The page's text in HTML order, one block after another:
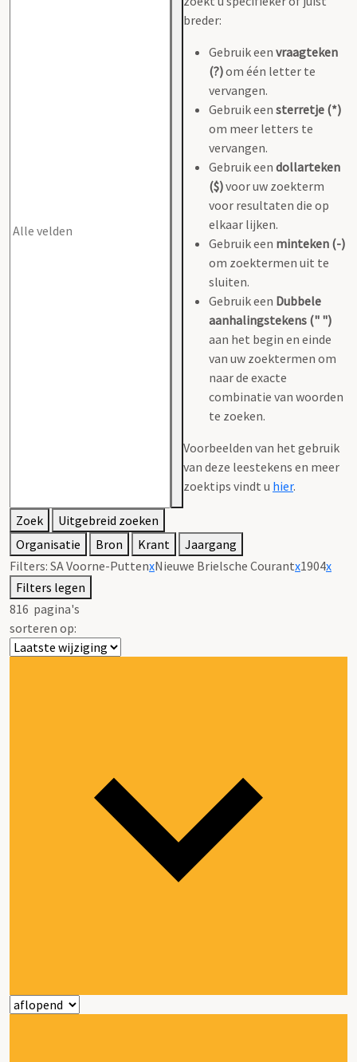
breder:
Gebruik een vraagteken
(?)om één letter te
vervangen.
Gebruik een sterretje (*)
om meer letters te
vervangen.
Gebruik een dollarteken
($)voor uw zoekterm
voor resultaten die op
elkaar lijken.
Gebruik een minteken (-)
om zoektermen uit te
sluiten.
Gebruik een Dubbele
aanhalingstekens (" ")
aan het begin en einde
van uw zoektermen om
naar de exacte
combinatie van woorden
te zoeken.
Voorbeelden van het gebruik
van deze leestekens en meer
zoektips vindt u hier.
Zoek
Uitgebreid zoeken
Organisatie
Bron Krant
Jaargang
Filters: SA Voorne-PuttenxNieuwe Brielsche Courantx1904x
Filters legen
816 pagina's
sorteren op: